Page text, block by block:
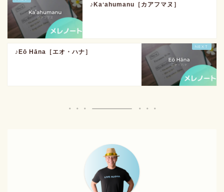
♪Kaʻahumanu［カアフマヌ］
♪Eō Hāna［エオ・ハナ］